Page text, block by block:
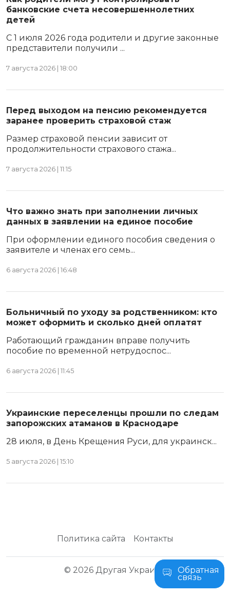
банковские счета несовершеннолетних
детей
С 1 июля 2026 года родители и другие законные
представители получили ...
7 августа 2026 | 18:00
Перед выходом на пенсию рекомендуется
заранее проверить страховой стаж
Размер страховой пенсии зависит от
продолжительности страхового стажа...
7 августа 2026 | 11:15
Что важно знать при заполнении личных
данных в заявлении на единое пособие
При оформлении единого пособия сведения о
заявителе и членах его семь...
6 августа 2026 | 16:48
Больничный по уходу за родственником: кто
может оформить и сколько дней оплатят
Работающий гражданин вправе получить
пособие по временной нетрудоспос...
6 августа 2026 | 11:45
Украинские переселенцы прошли по следам
запорожских атаманов в Краснодаре
28 июля, в День Крещения Руси, для украинск...
5 августа 2026 | 15:10
Обратная
связь
Политика сайта Контакты
© 2026 Другая Украина